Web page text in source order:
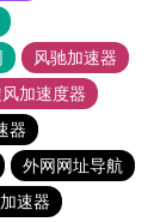
风驰加速器
加速度器
器
外网网址导航
速器